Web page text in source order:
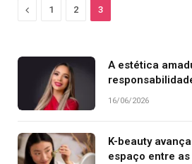
Previous
1 2 3
A estética
16/06/2026
K-beauty
espaço entre